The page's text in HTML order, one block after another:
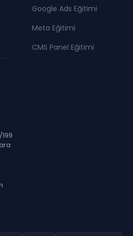
Google Ads Eğitimi
Meta Eğitimi
CMS Panel Eğitimi